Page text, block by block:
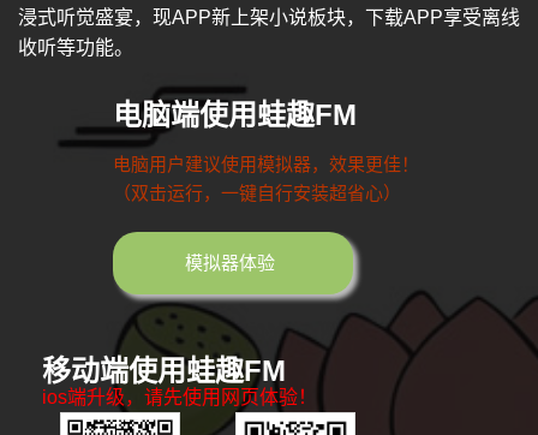
浸式听觉盛宴，现APP新上架小说板块，下载APP享受离线
收听等功能。
电脑端使用蛙趣FM
电脑用户建议使用模拟器，效果更佳！
（双击运行，一键自行安装超省心）
模拟器体验
移动端使用蛙趣FM
ios端升级，请先使用网页体验！